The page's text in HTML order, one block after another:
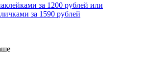
за 1200 рублей или
за 1590 рублей